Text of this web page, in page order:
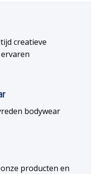
creatieve
bodywear
producten en